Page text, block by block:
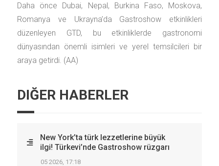
Daha önce Dubai, Nepal, Burkina Faso, Moskova,
Romanya ve Ukrayna’da Gastroshow etkinlikleri
düzenleyen GTD, bu etkinliklerde gastronomi
dünyasından önemli isimleri ve yerel temsilcileri bir
araya getirdi. (AA)
DIĞER HABERLER
New York’ta türk lezzetlerine büyük
ilgi! Türkevi’nde Gastroshow rüzgarı
05 2026, 17:18